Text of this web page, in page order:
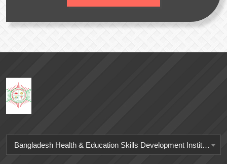
Bangladesh Health & Education Skills Development Institute